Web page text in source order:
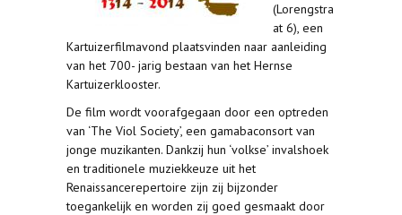
(Lorengstra
at 6), een
Kartuizerfilmavond plaatsvinden naar aanleiding
van het 700- jarig bestaan van het Hernse
Kartuizerklooster.
De film wordt voorafgegaan door een optreden
van ‘The Viol Society’, een gamabaconsort van
jonge muzikanten. Dankzij hun ‘volkse’ invalshoek
en traditionele muziekkeuze uit het
Renaissancerepertoire zijn zij bijzonder
toegankelijk en worden zij goed gesmaakt door